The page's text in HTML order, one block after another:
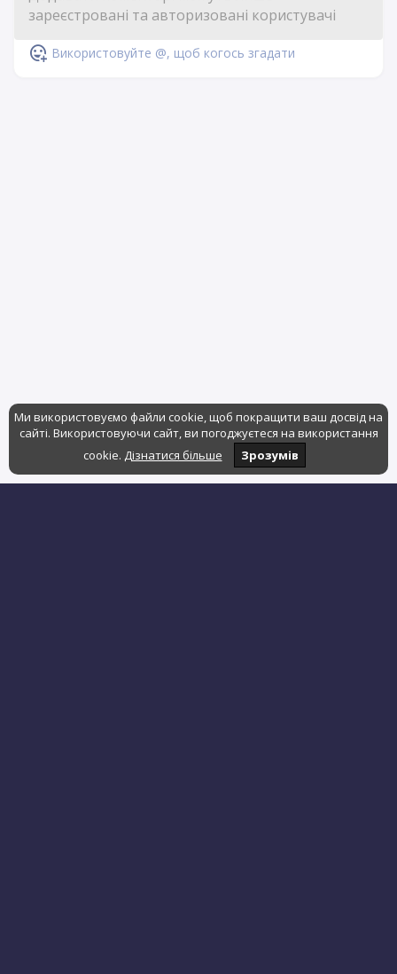
Використовуйте @, щоб когось згадати
Ми використовуємо файли cookie, щоб покращити ваш досвід на
сайті. Використовуючи сайт, ви погоджуєтеся на використання
cookie. Дізнатися більше Зрозумів